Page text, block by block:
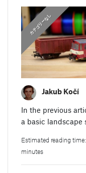
カテゴリーなし
Jakub Kočí
In the previous
a basic landscape
Estimated reading
minutes